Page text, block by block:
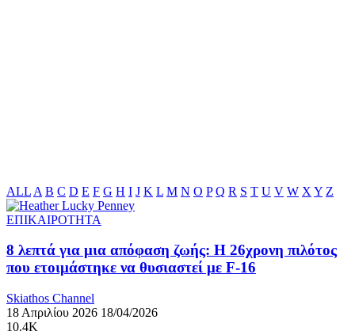
ALL A B C D E F G H I J K L M N O P Q R S T U V W X Y Z
ΕΠΙΚΑΙΡΟΤΗΤΑ
8 λεπτά για μια απόφαση ζωής: Η 26χρονη πιλότος
που ετοιμάστηκε να θυσιαστεί με F-16
Skiathos Channel
18 Απριλίου 2026 18/04/2026
10.4K